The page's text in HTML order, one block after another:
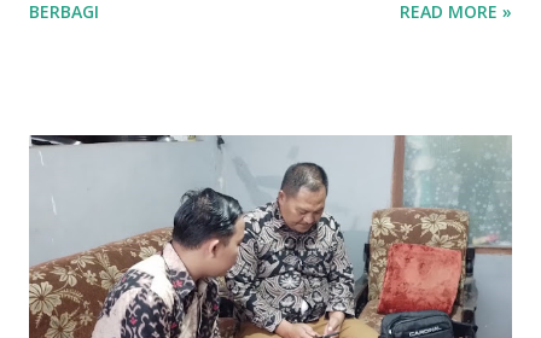
tujuh kecamatan di Kabupaten Kuningan yang mencatat
Dengan produksi sebesar 45.702 ton, Kecamatan Cilimus
menyumbangkan hampir setengah dari total produksi ubi
jalar di wilayah ini. Kondisi tanah yang subur dan teknik
pertanian yang optimal menjadikan Cilimus sebagai sentra
utama produksi ubi jalar. 2. Kecamatan Cigandamekar
Posisi kedua ditempati oleh Kecamatan Cigandamekar
BERBAGI READ MORE »